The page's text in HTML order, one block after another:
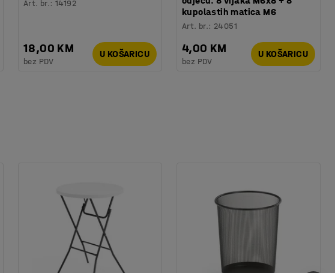
Art. br.:14192
18,00 KM
bez PDV
U KOŠARICU
kupolastih matica M6
Art. br.: 24051
4,00 KM
bez PDV
U KOŠARICU